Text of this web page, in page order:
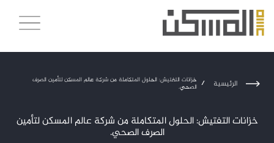
الرئيسية / خزانات التفتيش: الحلول المتكاملة من شركة عالم المسكن لتأمين الصرف
الصحي.
خزانات التفتيش: الحلول المتكاملة من شركة عالم المسكن لتأمين
الصرف الصحي.